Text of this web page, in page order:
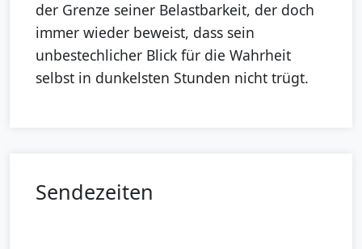
der Grenze seiner Belastbarkeit, der doch
immer wieder beweist, dass sein
unbestechlicher Blick für die Wahrheit
selbst in dunkelsten Stunden nicht trügt.
Sendezeiten